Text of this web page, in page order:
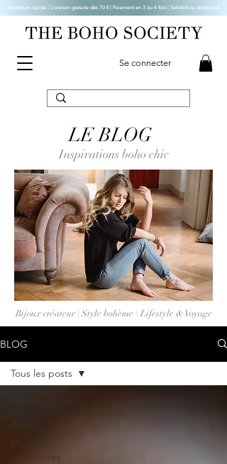
Se connecter
Expédition rapide | Livraison gratuite dès 70 € | Paiement en 3 ou 4 fois | Satisfait ou remboursé
LE BLOG
Inspirations boho chic
Bijoux créateur | Style bohème \ Lifestyle & Voyage
BLOG
Tous les posts
Bijoux
Mode &
accessoires
Tous les posts